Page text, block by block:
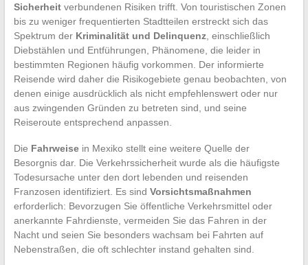
Sicherheitverbundenen Risiken trifft. Von touristischen Zonen
bis zu weniger frequentierten Stadtteilen erstreckt sich das
Spektrum der Kriminalität und Delinquenz, einschließlich
Diebstählen und Entführungen, Phänomene, die leider in
bestimmten Regionen häufig vorkommen. Der informierte
Reisende wird daher die Risikogebiete genau beobachten, von
denen einige ausdrücklich als nicht empfehlenswert oder nur
aus zwingenden Gründen zu betreten sind, und seine
Reiseroute entsprechend anpassen.
Die Fahrweisein Mexiko stellt eine weitere Quelle der
Besorgnis dar. Die Verkehrssicherheit wurde als die häufigste
Todesursache unter den dort lebenden und reisenden
Franzosen identifiziert. Es sind Vorsichtsmaßnahmen
erforderlich: Bevorzugen Sie öffentliche Verkehrsmittel oder
anerkannte Fahrdienste, vermeiden Sie das Fahren in der
Nacht und seien Sie besonders wachsam bei Fahrten auf
Nebenstraßen, die oft schlechter instand gehalten sind.